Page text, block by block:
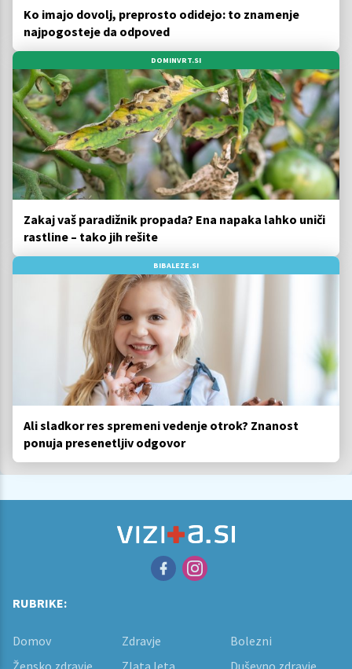
Ko imajo dovolj, preprosto odidejo: to znamenje
najpogosteje da odpoved
DOMINVRT.SI
Zakaj vaš paradižnik propada? Ena napaka lahko uniči
rastline – tako jih rešite
BIBALEZE.SI
Ali sladkor res spremeni vedenje otrok? Znanost
ponuja presenetljiv odgovor
RUBRIKE:
Domov Zdravje
Bolezni
Žensko zdravje
Zlata leta Duševno zdravje